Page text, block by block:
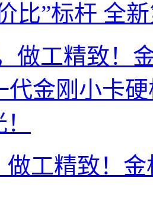
比”标杆 全
做工精致！